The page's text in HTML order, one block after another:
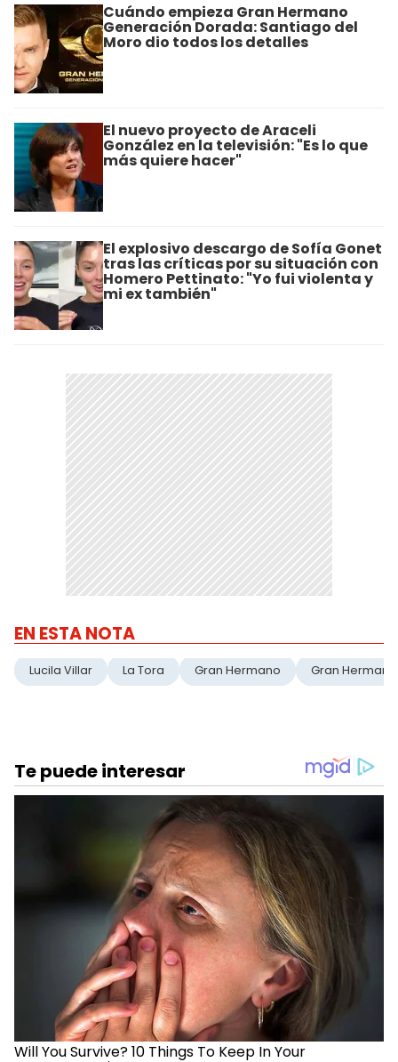
Cuándo empieza Gran Hermano
Generación Dorada: Santiago del
Moro dio todos los detalles
El nuevo proyecto de Araceli
González en la televisión: "Es lo que
más quiere hacer"
El explosivo descargo de Sofía Gonet
tras las críticas por su situación con
Homero Pettinato: "Yo fui violenta y
mi ex también"
EN ESTA NOTA
Lucila Villar La Tora Gran Hermano Gran